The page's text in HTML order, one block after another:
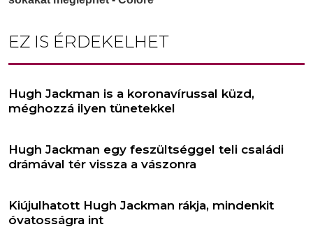
EZ IS ÉRDEKELHET
Hugh Jackman is a koronavírussal küzd,
méghozzá ilyen tünetekkel
Hugh Jackman egy feszültséggel teli családi
drámával tér vissza a vászonra
Kiújulhatott Hugh Jackman rákja, mindenkit
óvatosságra int